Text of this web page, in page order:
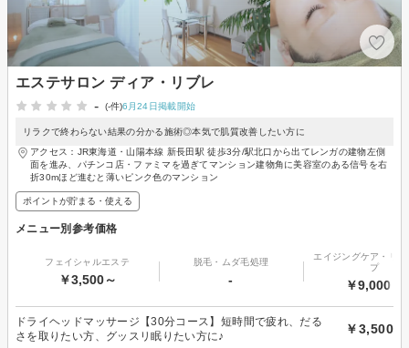
エステサロン ディア・リブレ
-
(-件)6月24日掲載開始
リラクで終わらない結果の分かる施術◎本気で肌質改善したい方に
アクセス：JR東海道・山陽本線 新長田駅 徒歩3分/駅北口から出てレンガの建物左側
面を進み、パチンコ店・ファミマを過ぎてマンション建物角に美容室のある信号を右
折30mほど進むと薄いピンク色のマンション
ポイントが貯まる・使える
メニュー別参考価格
フェイシャルエステ
￥3,500～
脱毛・ムダ毛処理
-
エイジングケア・リ
プ
￥9,000～
ドライヘッドマッサージ【30分コース】短時間で疲れ、だる
さを取りたい方、グッスリ眠りたい方に♪
￥3,500